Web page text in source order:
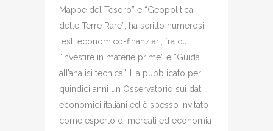
Mappe del Tesoro” e “Geopolitica
delle Terre Rare”, ha scritto numerosi
testi economico-finanziari, fra cui
“Investire in materie prime” e “Guida
all’analisi tecnica”. Ha pubblicato per
quindici anni un Osservatorio sui dati
economici italiani ed è spesso invitato
come esperto di mercati ed economia